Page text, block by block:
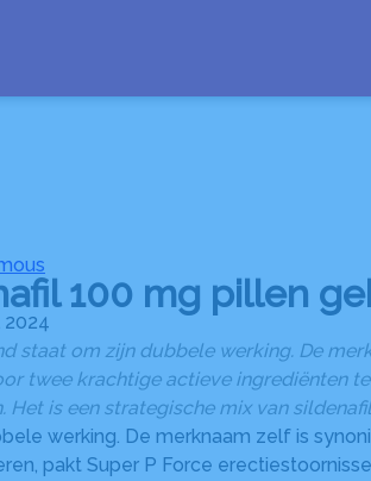
ESPACES
100 mg pillen
2024
staat om zijn dubbele werking. De
twee krachtige actieve ingrediënten
is een strategische mix van
werking. De merknaam zelf is
pakt Super P Force